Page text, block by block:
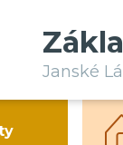
Janské